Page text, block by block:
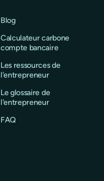
Blog
Calculateur carbone
compte bancaire
Les ressources de
l'entrepreneur
Le glossaire de
l'entrepreneur
FAQ